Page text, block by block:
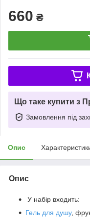
660 ₴
Що таке купити з
Замовлення під
Опис
Опис
У набір входить:
Гель для душу,